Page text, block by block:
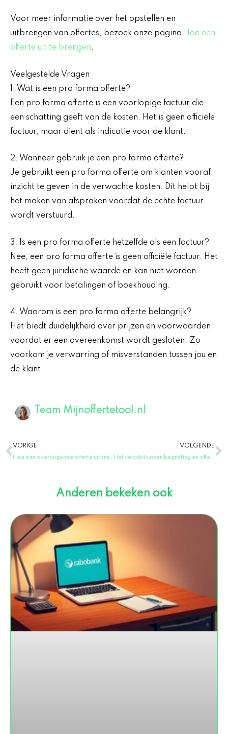
Voor meer informatie over het opstellen en
uitbrengen van offertes, bezoek onze pagina Hoe een
offerte uit te brengen.
Veelgestelde Vragen
1. Wat is een pro forma offerte?
Een pro forma offerte is een voorlopige factuur die
een schatting geeft van de kosten. Het is geen officiële
factuur, maar dient als indicatie voor de klant.
2. Wanneer gebruik je een pro forma offerte?
Je gebruikt een pro forma offerte om klanten vooraf
inzicht te geven in de verwachte kosten. Dit helpt bij
het maken van afspraken voordat de echte factuur
wordt verstuurd.
3. Is een pro forma offerte hetzelfde als een factuur?
Nee, een pro forma offerte is geen officiële factuur. Het
heeft geen juridische waarde en kan niet worden
gebruikt voor betalingen of boekhouding.
4. Waarom is een pro forma offerte belangrijk?
Het biedt duidelijkheid over prijzen en voorwaarden
voordat er een overeenkomst wordt gesloten. Zo
voorkom je verwarring of misverstanden tussen jou en
de klant.
Team Mijnoffertetool.nl
Vorige
VORIGE VOLGENDE
Het verschil tussen begroting en offerte in projectmanagement
Anderen bekeken ook